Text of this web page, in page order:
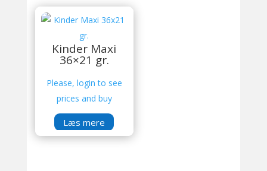
Kinder Maxi
36×21 gr.
Please, login to see
prices and buy
Læs mere